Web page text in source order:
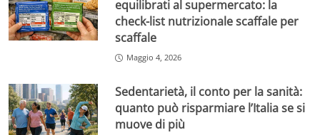
equilibrati al supermercato: la
check-list nutrizionale scaffale per
scaffale
Maggio 4, 2026
Sedentarietà, il conto per la sanità:
quanto può risparmiare l’Italia se si
muove di più